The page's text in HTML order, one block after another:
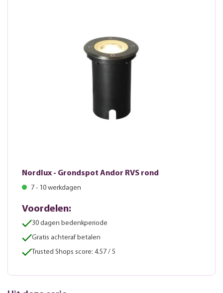
Nordlux - Grondspot Andor RVS rond
7 - 10 werkdagen
Voordelen:
30 dagen bedenkperiode
Gratis achteraf betalen
Trusted Shops score: 4.57 / 5